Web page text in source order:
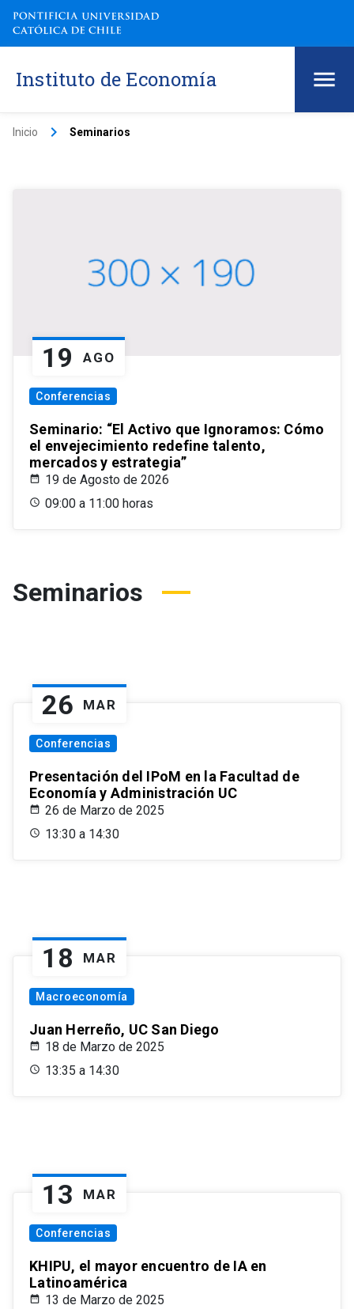
Instituto de Economía
Inicio keyboard_arrow_right Seminarios
19 AGO
Conferencias
Seminario: “El Activo que Ignoramos: Cómo
el envejecimiento redefine talento,
mercados y estrategia”
19 de Agosto de 2026
09:00 a 11:00 horas
Seminarios
26 MAR
Conferencias
Presentación del IPoM en la Facultad de
Economía y Administración UC
26 de Marzo de 2025
13:30 a 14:30
18 MAR
Macroeconomía
Juan Herreño, UC San Diego
18 de Marzo de 2025
13:35 a 14:30
13 MAR
Conferencias
KHIPU, el mayor encuentro de IA en
Latinoamérica
13 de Marzo de 2025